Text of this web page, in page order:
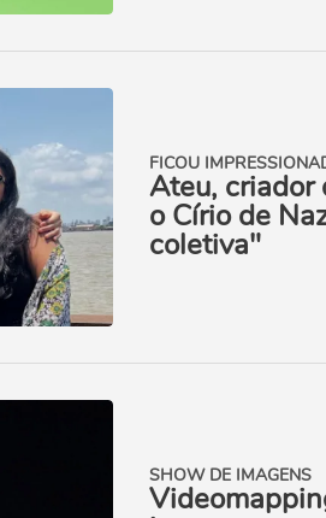
FICOU
Ateu, criador
o Círio de
coletiva"
SHOW DE IMAGENS